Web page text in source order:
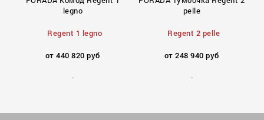
legno
Regent 1 legno
от 440 820 руб
pelle
Regent 2 pelle
от 248 940 руб